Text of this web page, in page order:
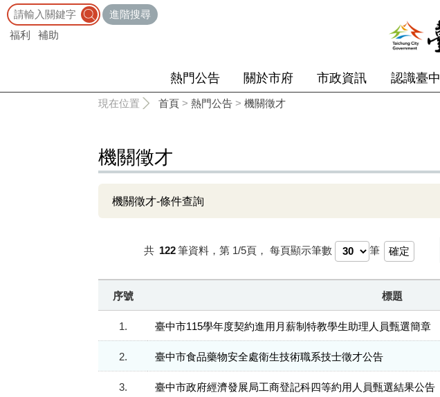
進階搜尋
福利
補助
熱門公告 關於市府 市政資訊 認識臺中
現在位置 首頁 > 熱門公告 > 機關徵才
機關徵才
機關徵才-條件查詢
共 122筆資料，第 1/5頁， 每頁顯示筆數 筆
序號 標題
1. 臺中市115學年度契約進用月薪制特教學生助理人員甄選簡章
2. 臺中市食品藥物安全處衛生技術職系技士徵才公告
3. 臺中市政府經濟發展局工商登記科四等約用人員甄選結果公告